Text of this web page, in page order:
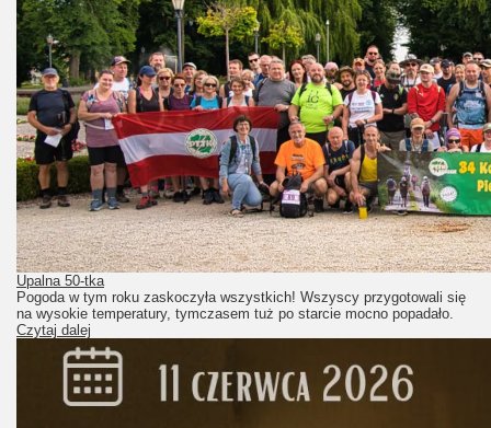
Upalna 50-tka
Pogoda w tym roku zaskoczyła wszystkich! Wszyscy przygotowali się
na wysokie temperatury, tymczasem tuż po starcie mocno popadało.
Czytaj dalej